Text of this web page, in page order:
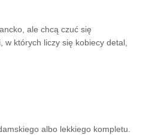
ale chcą czuć się
w których liczy się kobiecy detal,
albo lekkiego kompletu.